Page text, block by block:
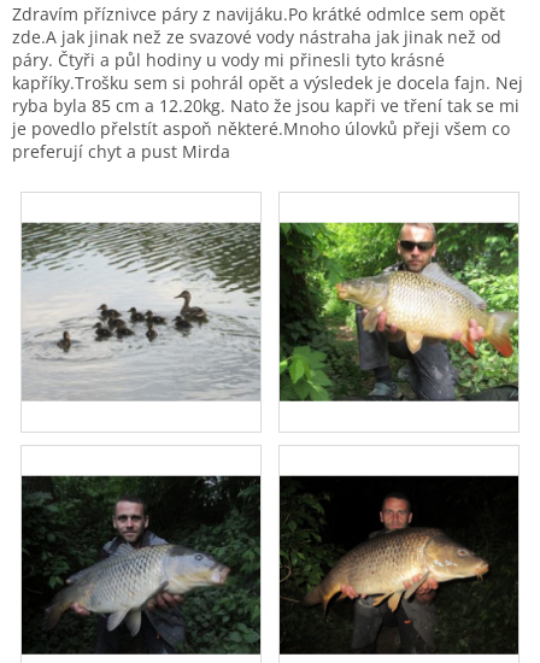
Zdravím příznivce páry z navijáku.Po krátké odmlce sem opět
zde.A jak jinak než ze svazové vody nástraha jak jinak než od
páry. Čtyři a půl hodiny u vody mi přinesli tyto krásné
kapříky.Trošku sem si pohrál opět a výsledek je docela fajn. Nej
ryba byla 85 cm a 12.20kg. Nato že jsou kapři ve tření tak se mi
je povedlo přelstít aspoň některé.Mnoho úlovků přeji všem co
preferují chyt a pust Mirda